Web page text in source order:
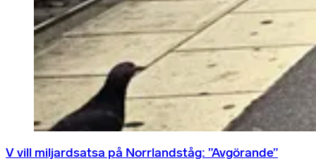
V vill miljardsatsa på Norrlandståg: ”Avgörande”